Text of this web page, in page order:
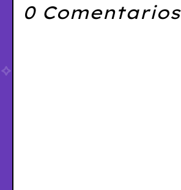
0 Comentarios